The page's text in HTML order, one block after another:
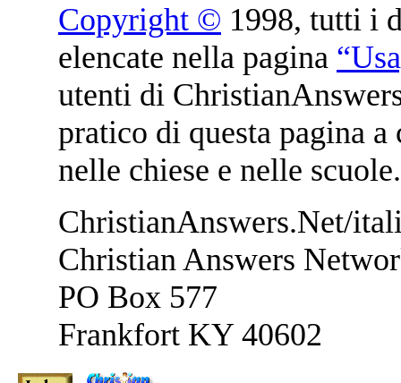
Copyright © 1998, tutti i
elencate nella pagina
utenti di
pratico di questa pagina a
nelle chiese e nelle scuole.
ChristianAnswers.Net/
Christian Answers
PO Box 577
Frankfort KY 40602